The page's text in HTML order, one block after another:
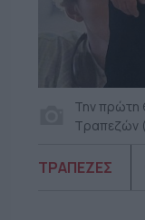
Την πρώτη
Τραπεζών
ΤΡΑΠΕΖΕΣ